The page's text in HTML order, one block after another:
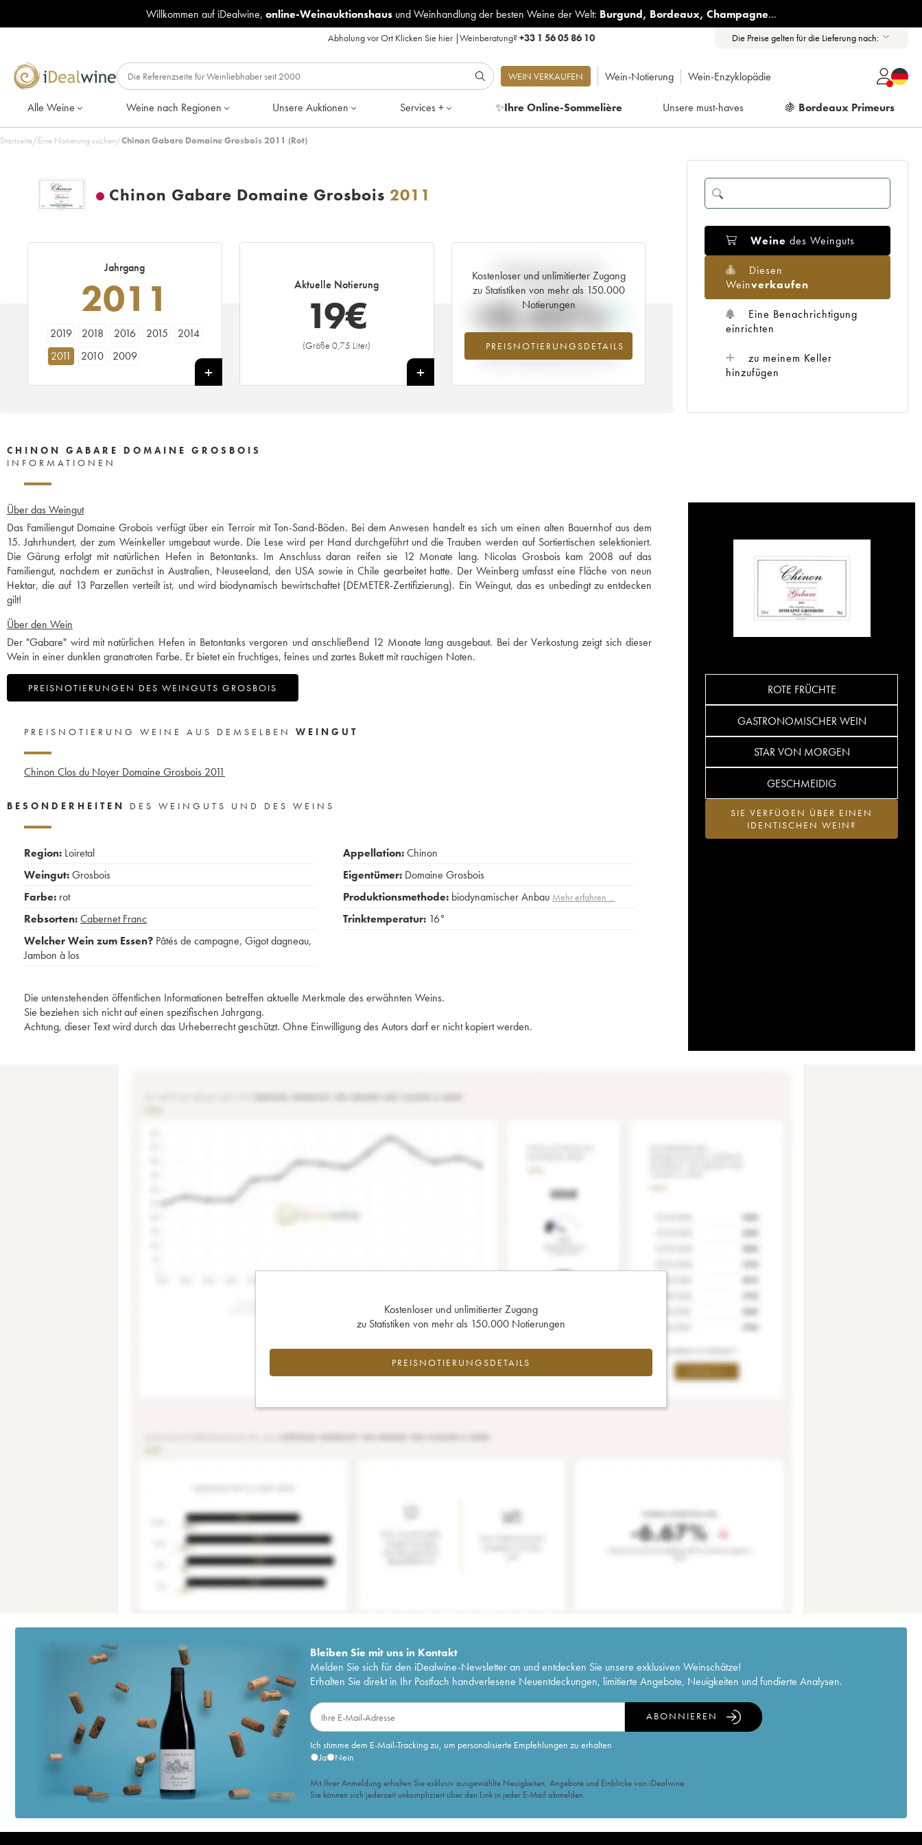
Willkommen auf iDealwine, online-Weinauktionshausund Weinhandlung der besten Weine der Welt: Burgund, Bordeaux, Champagne...
Abholung vor Ort Klicken Sie hier|Weinberatung?+33 1 56 05 86 10 Die Preise gelten für die Lieferung nach:
WEIN VERKAUFEN Wein-Notierung Wein-Enzyklopädie
Alle Weine Weine nach Regionen Unsere Auktionen Services + ✨Ihre Online-Sommelière Unsere must-haves 🍇 Bordeaux Primeurs
Startseite/Eine Notierung suchen/Chinon Gabare Domaine Grosbois 2011 (Rot)
Chinon Gabare Domaine Grosbois 2011
Jahrgang
2011
2019 2018 2016 2015
2014
2011
2010 2009
Aktuelle Notierung
19€
(Größe 0,75 Liter)
+
Kostenloser und unlimitierter Zugang
zu Statistiken von mehr als 150.000
Notierungen
PREISNOTIERUNGSDETAILS
Aktuelle Entwicklung der
Preisnotierung
+0.42%
Preisanstiegs des Jahrgangs 2011 im Jahr
2026 im Vergleich zum Jahr 2025
Weine des Weinguts
Diesen
Weinverkaufen
Eine Benachrichtigung
einrichten
zu meinem Keller
hinzufügen
CHINON GABARE DOMAINE GROSBOIS
INFORMATIONEN
Über das Weingut
Das Familiengut Domaine Grobois verfügt über ein Terroir mit Ton-Sand-Böden. Bei dem Anwesen handelt es sich um einen alten Bauernhof aus dem
15. Jahrhundert, der zum Weinkeller umgebaut wurde. Die Lese wird per Hand durchgeführt und die Trauben werden auf Sortiertischen selektioniert.
Die Gärung erfolgt mit natürlichen Hefen in Betontanks. Im Anschluss daran reifen sie 12 Monate lang. Nicolas Grosbois kam 2008 auf das
Familiengut, nachdem er zunächst in Australien, Neuseeland, den USA sowie in Chile gearbeitet hatte. Der Weinberg umfasst eine Fläche von neun
Hektar, die auf 13 Parzellen verteilt ist, und wird biodynamisch bewirtschaftet (DEMETER-Zertifizierung). Ein Weingut, das es unbedingt zu entdecken
gilt!
Über den Wein
Der "Gabare" wird mit natürlichen Hefen in Betontanks vergoren und anschließend 12 Monate lang ausgebaut. Bei der Verkostung zeigt sich dieser
Wein in einer dunklen granatroten Farbe. Er bietet ein fruchtiges, feines und zartes Bukett mit rauchigen Noten.
PREISNOTIERUNGEN DES WEINGUTS GROSBOIS ROTE FRÜCHTE
GASTRONOMISCHER WEIN
STAR VON MORGEN
GESCHMEIDIG
SIE VERFÜGEN ÜBER EINEN
IDENTISCHEN WEIN?
PREISNOTIERUNG WEINE AUS DEMSELBEN WEINGUT
Chinon Clos du Noyer Domaine Grosbois 2011
BESONDERHEITEN DES WEINGUTS UND DES WEINS
Region: Loiretal
Weingut:Grosbois
Farbe: rot
Rebsorten:Cabernet Franc
Welcher Wein zum Essen? Pâtés de campagne, Gigot dagneau,
Jambon à los
Appellation:Chinon
Eigentümer: Domaine Grosbois
Produktionsmethode: biodynamischer Anbau Mehr erfahren …
Trinktemperatur: 16°
Die untenstehenden öffentlichen Informationen betreffen aktuelle Merkmale des erwähnten Weins.
Sie beziehen sich nicht auf einen spezifischen Jahrgang.
Achtung, dieser Text wird durch das Urheberrecht geschützt. Ohne Einwilligung des Autors darf er nicht kopiert werden.
Kostenloser und unlimitierter Zugang
zu Statistiken von mehr als 150.000 Notierungen
PREISNOTIERUNGSDETAILS
Bleiben Sie mit uns in Kontakt
Melden Sie sich für den iDealwine-Newsletter an und entdecken Sie unsere exklusiven Weinschätze!
Erhalten Sie direkt in Ihr Postfach handverlesene Neuentdeckungen, limitierte Angebote, Neuigkeiten und fundierte Analysen.
Ich stimme dem E-Mail-Tracking zu, um personalisierte Empfehlungen zu erhalten
Ja
Nein
ABONNIEREN
Mit Ihrer Anmeldung erhalten Sie exklusiv ausgewählte Neuigkeiten, Angebote und Einblicke von iDealwine.
Sie können sich jederzeit unkompliziert über den Link in jeder E-Mail abmelden.